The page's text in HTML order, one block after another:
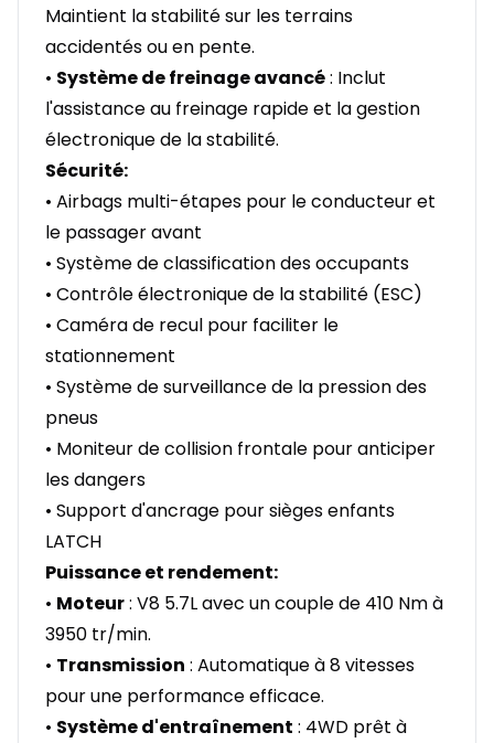
Maintient la stabilité sur les terrains
accidentés ou en pente.
• Système de freinage avancé: Inclut
l'assistance au freinage rapide et la gestion
électronique de la stabilité.
Sécurité:
• Airbags multi-étapes pour le conducteur et
le passager avant
• Système de classification des occupants
• Contrôle électronique de la stabilité (ESC)
• Caméra de recul pour faciliter le
stationnement
• Système de surveillance de la pression des
pneus
• Moniteur de collision frontale pour anticiper
les dangers
• Support d'ancrage pour sièges enfants
LATCH
Puissance et rendement:
• Moteur: V8 5.7L avec un couple de 410 Nm à
3950 tr/min.
• Transmission : Automatique à 8 vitesses
pour une performance efficace.
• Système d'entraînement : 4WD prêt à